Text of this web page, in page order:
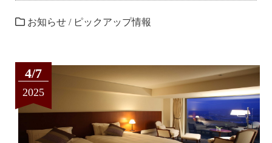
お知らせ / ピックアップ情報
4/7
2025